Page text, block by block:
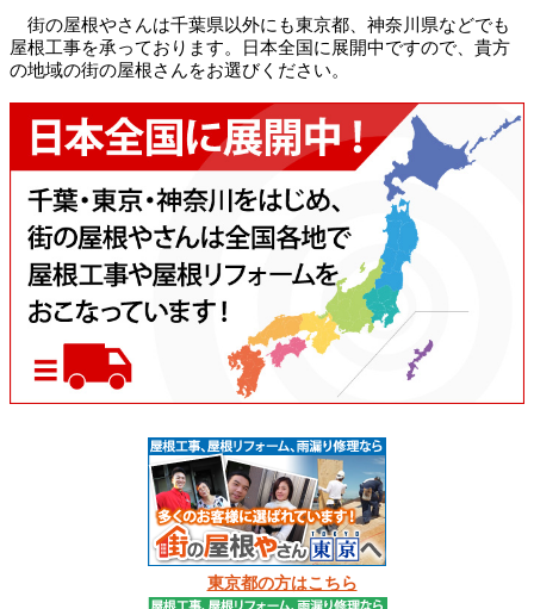
街の屋根やさんは千葉県以外にも東京都、神奈川県などでも
屋根工事を承っております。日本全国に展開中ですので、貴方
の地域の街の屋根さんをお選びください。
東京都の方はこちら